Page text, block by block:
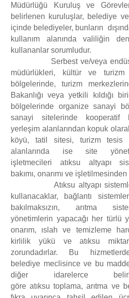
Müdürlüğü Kuruluş ve
belirlenen kuruluşlar, belediye ve
içinde belediyeler, bunların
kullanım alanında valiliğin
kullananlar sorumludur.
Serbest ve/veya endüstri
müdürlükleri, kültür ve
bölgelerinde, turizm
Bakanlığı veya yetkili kıldığı
bölgelerinde organize sanayi
sanayi sitelerinde kooperatif
yerleşim alanlarından kopuk
köyü, tatil sitesi, turizm tesis
alanlarında ise site
işletmecileri atıksu altyapı
bakımı, onarımı ve
Atıksu altyapı
kullanacaklar, bağlantı
bakılmaksızın, arıtma
yönetimlerin yapacağı her türlü
onarım, ıslah ve temizleme
kirlilik yükü ve atıksu
zorundadırlar. Bu
belediye meclisince ve bu
diğer idarelerce
göre atıksu toplama, arıtma ve